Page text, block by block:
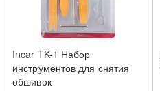
Incar TK-1 Набор
инструментов для снятия
обшивок